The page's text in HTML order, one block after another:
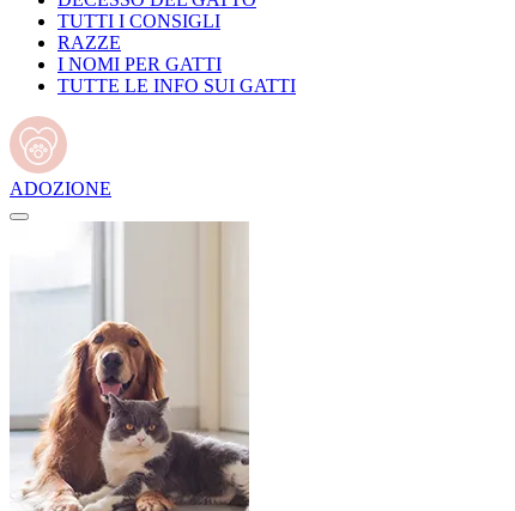
TUTTI I CONSIGLI
RAZZE
I NOMI PER GATTI
TUTTE LE INFO SUI GATTI
ADOZIONE